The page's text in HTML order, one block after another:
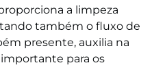
a limpeza
também o fluxo de
presente, auxilia na
para os